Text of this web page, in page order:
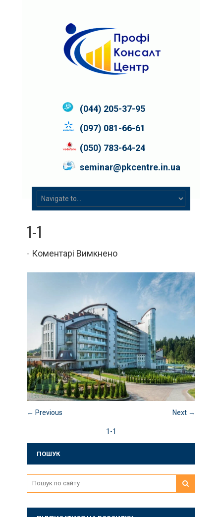
(044) 205-37-95
(097) 081-66-61
(050) 783-64-24
seminar@pkcentre.in.ua
1-1
- Коментарі Вимкненодо
1-
← Previous Next →
1-1
ПОШУК